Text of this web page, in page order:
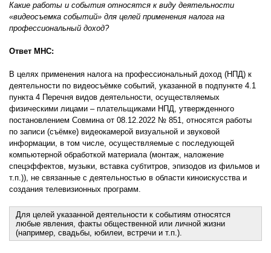
Какие работы и события относятся к виду деятельности
«видеосъемка событий» для целей применения налога на
профессиональный доход?
Ответ МНС:
В целях применения налога на профессиональный доход (НПД) к
деятельности по видеосъёмке событий, указанной в подпункте 4.1
пункта 4 Перечня видов деятельности, осуществляемых
физическими лицами – плательщиками НПД, утвержденного
постановлением Совмина от 08.12.2022 № 851, относятся работы
по записи (съёмке) видеокамерой визуальной и звуковой
информации, в том числе, осуществляемые с последующей
компьютерной обработкой материала (монтаж, наложение
спецэффектов, музыки, вставка субтитров, эпизодов из фильмов и
т.п.)), не связанные с деятельностью в области киноискусства и
создания телевизионных программ.
Для целей указанной деятельности к событиям относятся
любые явления, факты общественной или личной жизни
(например, свадьбы, юбилеи, встречи и т.п.).